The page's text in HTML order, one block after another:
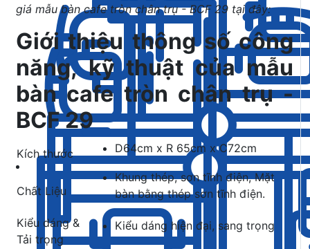
giá mẫu bàn cafe tròn chân trụ - BCF 29 tại đây:
Giới thiệu thông số công
năng, kỹ thuật của mẫu
bàn cafe tròn chân trụ -
BCF 29
Kích thước D64cm x R 65cm x C72cm
Chất Liệu
Khung thép, sơn tĩnh điện, Mặt
bàn bằng thép sơn tĩnh điện.
Kiểu dáng &
Tải trọng
Kiểu dáng hiện đại, sang trọng